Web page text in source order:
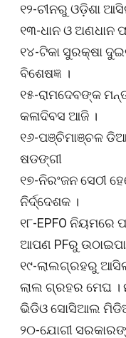
୧୨-ଚୀନରୁ ଓଡ଼ିଶା
୧୩-ଧାନ ଓ
୧୪-ଟିକା ସୁରକ୍ଷା
ବିଶେଷଜ୍ଞ ।
୧୫-ରାମଦେବଙ୍କ
କଳାଦିବସ ଆଜି ।
୧୬-ପଞ୍ଚିମାଞ୍ଚଳ
ଷଡଙ୍ଗୀ
୧୭-ନିରଂଜନ ସେଠୀ
ନିର୍ଦ୍ଦେଶକ ।
୧୮-EPFO ନିୟମରେ
ଆପଣ PFରୁ
୧୯-ଲାଲଗ୍ରହରୁ
ଲାଲ ଗ୍ରହର ମେଘ ।
ଭିଡିଓ ସୋସିଆଲ
୨୦-ଯୋଗୀ